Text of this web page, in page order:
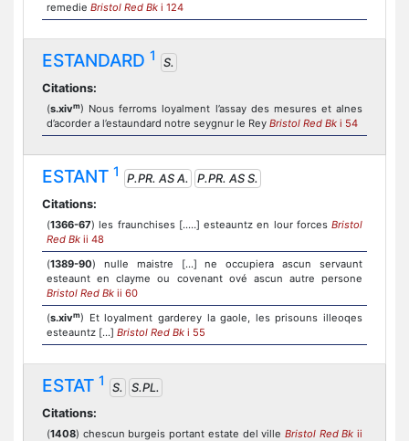
remedie Bristol Red Bk i 124
ESTANDARD 1
S.
Citations:
(s.xivm) Nous ferroms loyalment l’assay des mesures et alnes
d’acorder a l’estaundard notre seygnur le Rey Bristol Red Bk i 54
ESTANT 1 P.PR. AS A.
P.PR. AS S.
Citations:
(1366-67) les fraunchises [..…] esteauntz en lour forces Bristol
Red Bk ii 48
(1389-90) nulle maistre [...] ne occupiera ascun servaunt
esteaunt en clayme ou covenant ové ascun autre persone
Bristol Red Bk ii 60
(s.xivm) Et loyalment garderey la gaole, les prisouns illeoqes
esteauntz [...] Bristol Red Bk i 55
ESTAT 1 S.
S.PL.
Citations:
(1408) chescun burgeis portant estate del ville Bristol Red Bk ii